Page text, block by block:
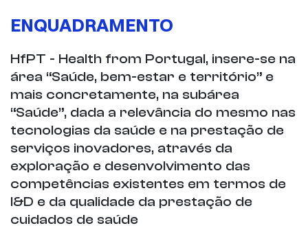
ENQUADRAMENTO
HfPT - Health from Portugal, insere-se na
área “Saúde, bem-estar e território” e
mais concretamente, na subárea
“Saúde”, dada a relevância do mesmo nas
tecnologias da saúde e na prestação de
serviços inovadores, através da
exploração e desenvolvimento das
competências existentes em termos de
I&D e da qualidade da prestação de
cuidados de saúde